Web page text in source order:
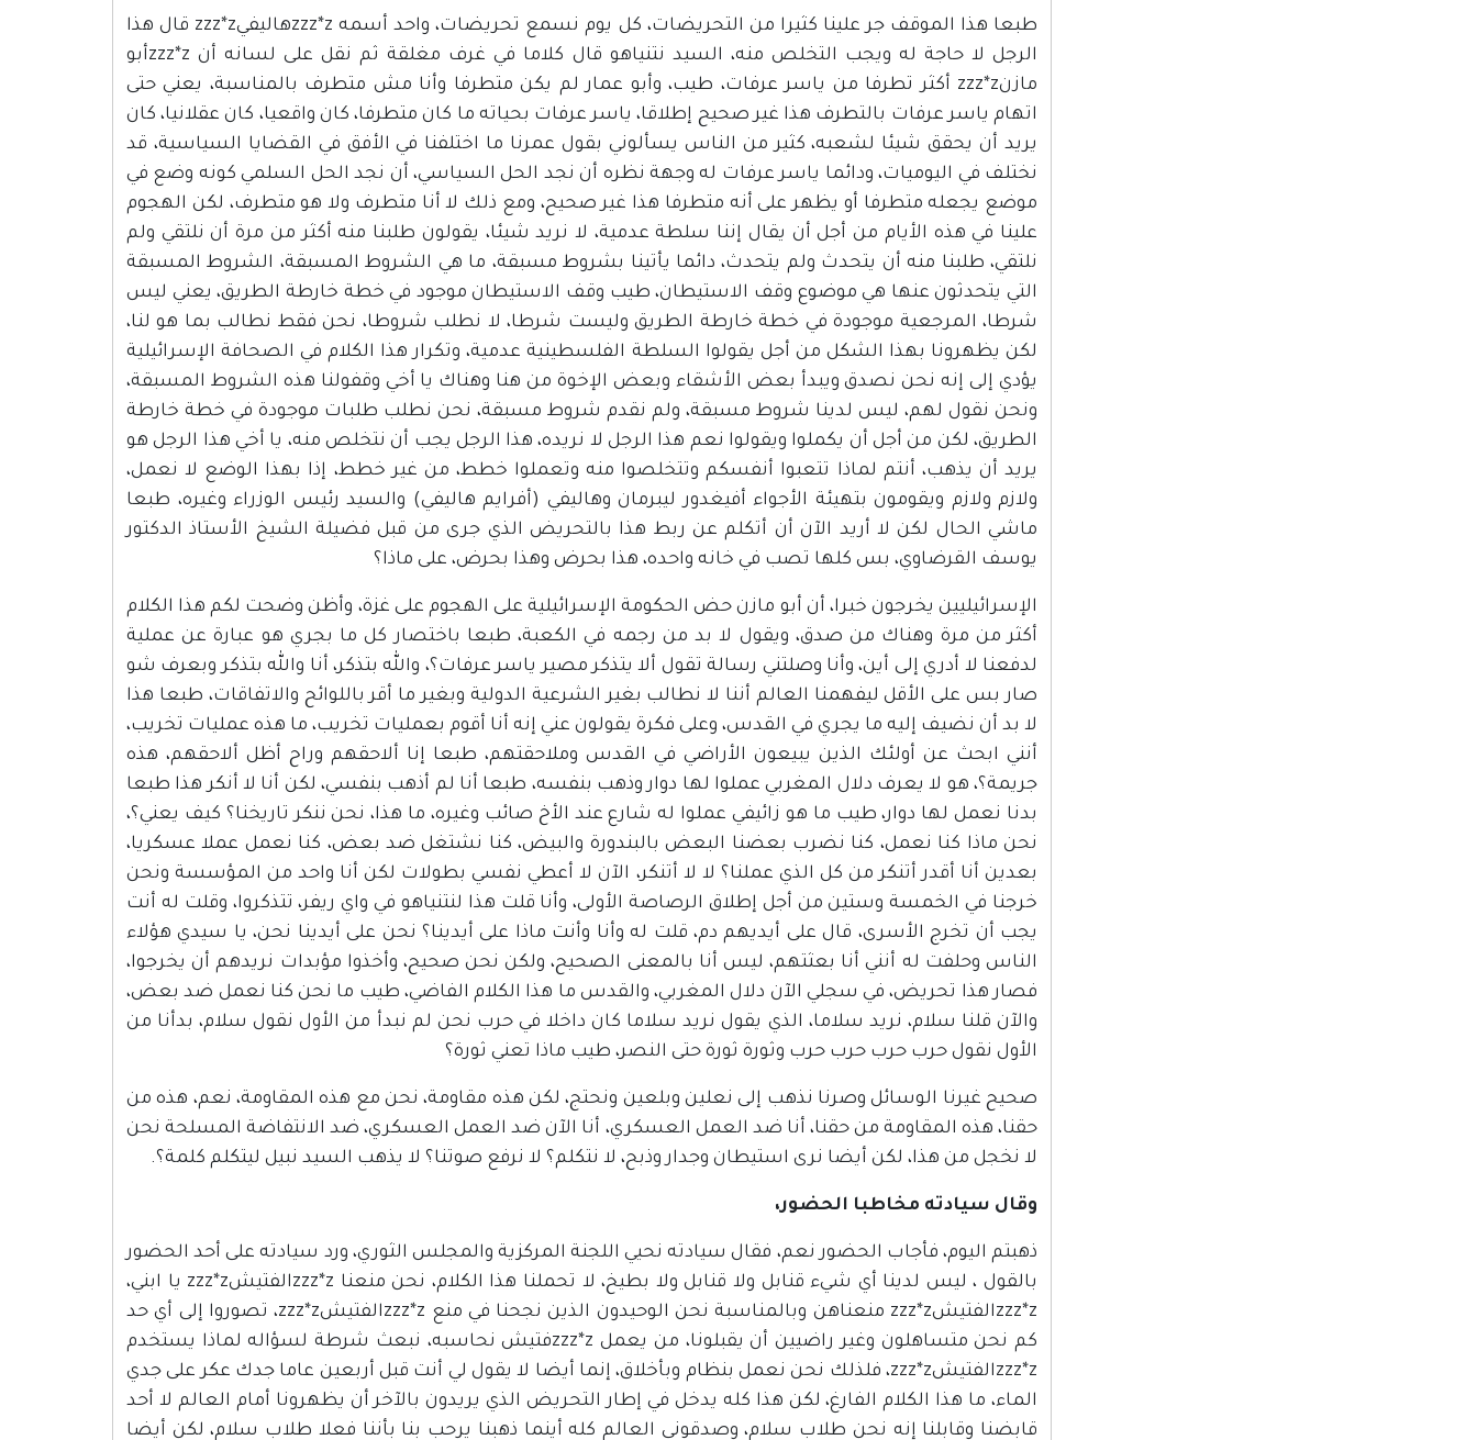
طبعا هذا الموقف جر علينا كثيرا من التحريضات، كل يوم نسمع تحريضات، واحد أسمه zzz*zهاليفيzzz*z قال هذا
الرجل لا حاجة له ويجب التخلص منه، السيد نتنياهو قال كلاما في غرف مغلقة ثم نقل على لسانه أن zzz*zأبو
مازنzzz*z أكثر تطرفا من ياسر عرفات، طيب، وأبو عمار لم يكن متطرفا وأنا مش متطرف بالمناسبة، يعني حتى
اتهام ياسر عرفات بالتطرف هذا غير صحيح إطلاقا، ياسر عرفات بحياته ما كان متطرفا، كان واقعيا، كان عقلانيا، كان
يريد أن يحقق شيئا لشعبه، كثير من الناس يسألوني بقول عمرنا ما اختلفنا في الأفق في القضايا السياسية، قد
نختلف في اليوميات، ودائما ياسر عرفات له وجهة نظره أن نجد الحل السياسي، أن نجد الحل السلمي كونه وضع في
موضع يجعله متطرفا أو يظهر على أنه متطرفا هذا غير صحيح، ومع ذلك لا أنا متطرف ولا هو متطرف، لكن الهجوم
علينا في هذه الأيام من أجل أن يقال إننا سلطة عدمية، لا نريد شيئا، يقولون طلبنا منه أكثر من مرة أن نلتقي ولم
نلتقي، طلبنا منه أن يتحدث ولم يتحدث، دائما يأتينا بشروط مسبقة، ما هي الشروط المسبقة، الشروط المسبقة
التي يتحدثون عنها هي موضوع وقف الاستيطان، طيب وقف الاستيطان موجود في خطة خارطة الطريق، يعني ليس
شرطا، المرجعية موجودة في خطة خارطة الطريق وليست شرطا، لا نطلب شروطا، نحن فقط نطالب بما هو لنا،
لكن يظهرونا بهذا الشكل من أجل يقولوا السلطة الفلسطينية عدمية، وتكرار هذا الكلام في الصحافة الإسرائيلية
يؤدي إلى إنه نحن نصدق ويبدأ بعض الأشقاء وبعض الإخوة من هنا وهناك يا أخي وقفولنا هذه الشروط المسبقة،
ونحن نقول لهم، ليس لدينا شروط مسبقة، ولم نقدم شروط مسبقة، نحن نطلب طلبات موجودة في خطة خارطة
الطريق، لكن من أجل أن يكملوا ويقولوا نعم هذا الرجل لا نريده، هذا الرجل يجب أن نتخلص منه، يا أخي هذا الرجل هو
يريد أن يذهب، أنتم لماذا تتعبوا أنفسكم وتتخلصوا منه وتعملوا خطط، من غير خطط، إذا بهذا الوضع لا نعمل،
ولازم ولازم ويقومون بتهيئة الأجواء أفيغدور ليبرمان وهاليفي (أفرايم هاليفي) والسيد رئيس الوزراء وغيره، طبعا
ماشي الحال لكن لا أريد الآن أن أتكلم عن ربط هذا بالتحريض الذي جرى من قبل فضيلة الشيخ الأستاذ الدكتور
يوسف القرضاوي، بس كلها تصب في خانه واحده، هذا بحرض وهذا بحرض، على ماذا؟
الإسرائيليين يخرجون خبرا، أن أبو مازن حض الحكومة الإسرائيلية على الهجوم على غزة، وأظن وضحت لكم هذا الكلام
أكثر من مرة وهناك من صدق، ويقول لا بد من رجمه في الكعبة، طبعا باختصار كل ما بجري هو عبارة عن عملية
لدفعنا لا أدري إلى أين، وأنا وصلتني رسالة تقول ألا يتذكر مصير ياسر عرفات؟، والله بتذكر، أنا والله بتذكر وبعرف شو
صار بس على الأقل ليفهمنا العالم أننا لا نطالب بغير الشرعية الدولية وبغير ما أقر باللوائح والاتفاقات، طبعا هذا
لا بد أن نضيف إليه ما يجري في القدس، وعلى فكرة يقولون عني إنه أنا أقوم بعمليات تخريب، ما هذه عمليات تخريب،
أنني ابحث عن أولئك الذين يبيعون الأراضي في القدس وملاحقتهم، طبعا إنا ألاحقهم وراح أظل ألاحقهم، هذه
جريمة؟، هو لا يعرف دلال المغربي عملوا لها دوار وذهب بنفسه، طبعا أنا لم أذهب بنفسي، لكن أنا لا أنكر هذا طبعا
بدنا نعمل لها دوار، طيب ما هو زائيفي عملوا له شارع عند الأخ صائب وغيره، ما هذا، نحن ننكر تاريخنا؟ كيف يعني؟،
نحن ماذا كنا نعمل، كنا نضرب بعضنا البعض بالبندورة والبيض، كنا نشتغل ضد بعض، كنا نعمل عملا عسكريا،
بعدين أنا أقدر أتنكر من كل الذي عملنا؟ لا لا أتنكر، الآن لا أعطي نفسي بطولات لكن أنا واحد من المؤسسة ونحن
خرجنا في الخمسة وستين من أجل إطلاق الرصاصة الأولى، وأنا قلت هذا لنتنياهو في واي ريفر، تتذكروا، وقلت له أنت
يجب أن تخرج الأسرى، قال على أيديهم دم، قلت له وأنا وأنت ماذا على أيدينا؟ نحن على أيدينا نحن، يا سيدي هؤلاء
الناس وحلفت له أنني أنا بعثتهم، ليس أنا بالمعنى الصحيح، ولكن نحن صحيح، وأخذوا مؤبدات نريدهم أن يخرجوا،
فصار هذا تحريض، في سجلي الآن دلال المغربي، والقدس ما هذا الكلام الفاضي، طيب ما نحن كنا نعمل ضد بعض،
والآن قلنا سلام، نريد سلاما، الذي يقول نريد سلاما كان داخلا في حرب نحن لم نبدأ من الأول نقول سلام، بدأنا من
الأول نقول حرب حرب حرب حرب وثورة ثورة حتى النصر، طيب ماذا تعني ثورة؟
صحيح غيرنا الوسائل وصرنا نذهب إلى نعلين وبلعين ونحتج، لكن هذه مقاومة، نحن مع هذه المقاومة، نعم، هذه من
حقنا، هذه المقاومة من حقنا، أنا ضد العمل العسكري، أنا الآن ضد العمل العسكري، ضد الانتفاضة المسلحة نحن
لا نخجل من هذا، لكن أيضا نرى استيطان وجدار وذبح، لا نتكلم؟ لا نرفع صوتنا؟ لا يذهب السيد نبيل ليتكلم كلمة؟.
وقال سيادته مخاطبا الحضور،
ذهبتم اليوم، فأجاب الحضور نعم، فقال سيادته نحيي اللجنة المركزية والمجلس الثوري، ورد سيادته على أحد الحضور
بالقول ، ليس لدينا أي شيء قنابل ولا قنابل ولا بطيخ، لا تحملنا هذا الكلام، نحن منعنا zzz*zالفتيشzzz*z يا ابني،
zzz*zالفتيشzzz*z منعناهن وبالمناسبة نحن الوحيدون الذين نجحنا في منع zzz*zالفتيشzzz*z، تصوروا إلى أي حد
كم نحن متساهلون وغير راضيين أن يقبلونا، من يعمل zzz*zفتيش نحاسبه، نبعث شرطة لسؤاله لماذا يستخدم
zzz*zالفتيشzzz*z، فلذلك نحن نعمل بنظام وبأخلاق، إنما أيضا لا يقول لي أنت قبل أربعين عاما جدك عكر على جدي
الماء، ما هذا الكلام الفارغ، لكن هذا كله يدخل في إطار التحريض الذي يريدون بالآخر أن يظهرونا أمام العالم لا أحد
قابضنا وقابلنا إنه نحن طلاب سلام، وصدقوني العالم كله أينما ذهبنا يرحب بنا بأننا فعلا طلاب سلام، لكن أيضا